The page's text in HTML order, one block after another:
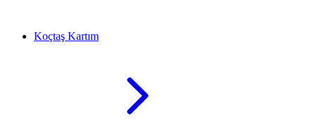
Koçtaş Kartım